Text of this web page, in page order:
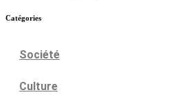
Catégories
Société
Culture